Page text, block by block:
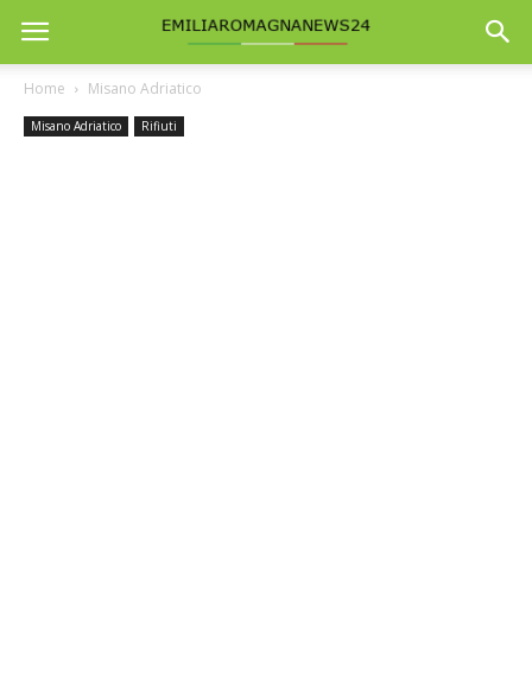
Home Misano Adriatico
Misano Adriatico Rifiuti